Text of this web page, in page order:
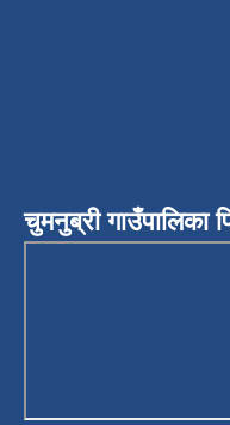
चुमनुब्री गाउँपालिका